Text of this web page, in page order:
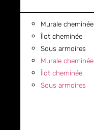
Murale cheminée
Îlot cheminée
Sous armoires
Murale cheminée
Îlot cheminée
Sous armoires